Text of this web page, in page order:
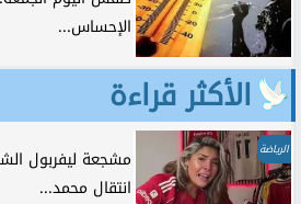
الإحساس...
الأكثر قراءة
الرياضة
مشجعة ليفربول
انتقال محمد...